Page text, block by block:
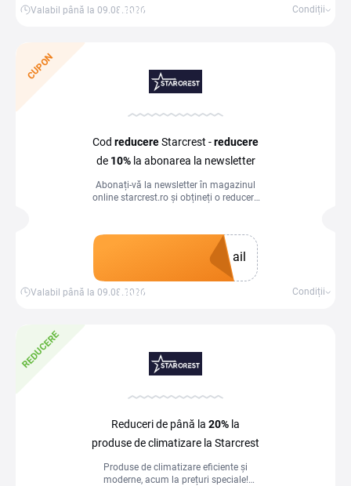
Obține un cupon
Valabil până la 09.08.2026 Condiții
CUPON
Cod reducereStarcrest -reducere
de 10%la abonarea la newsletter
Abonați-vă la newsletter în magazinul
online starcrest.ro și obțineți o reducere
Obține un cupon
ail
Valabil până la 09.08.2026 Condiții
REDUCERE
Reduceri de până la 20% la
produse de climatizare la Starcrest
Produse de climatizare eficiente și
moderne, acum la prețuri speciale!